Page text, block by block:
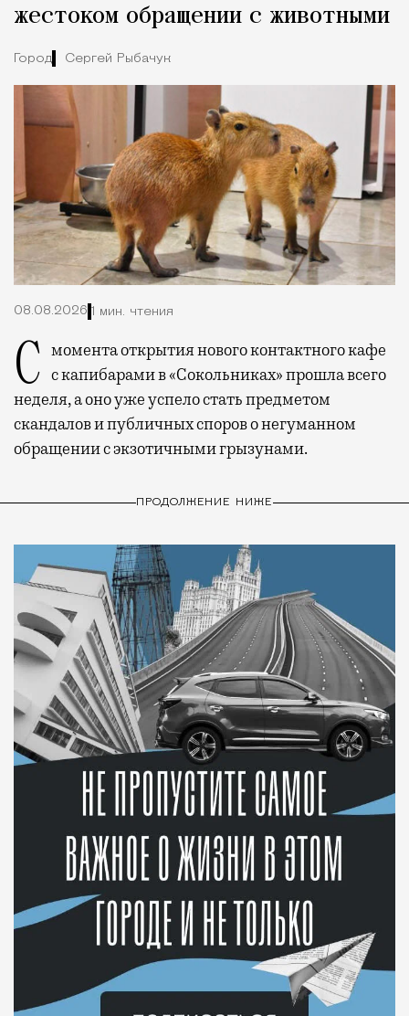
жестоком обращении с животными
Город Сергей Рыбачук
08.08.2026 1 мин. чтения
С момента открытия нового контактного кафе с капибарами в «Сокольниках» прошла всего
неделя, а оно уже успело стать предметом
скандалов и публичных споров о негуманном
обращении с экзотичными грызунами.
ПРОДОЛЖЕНИЕ НИЖЕ